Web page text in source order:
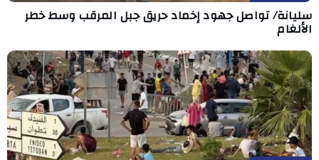
سليانة/ تواصل جهود إخماد حريق جبل المرقب وسط خطر
الألغام